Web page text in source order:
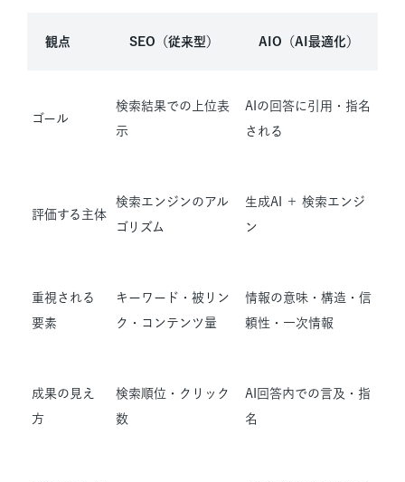
観点 SEO（従来型） AIO（AI最適化）
ゴール
検索結果での上位表
示
AIの回答に引用・指名
される
評価する主体
検索エンジンのアル
ゴリズム
生成AI ＋ 検索エンジ
ン
重視される
要素
キーワード・被リン
ク・コンテンツ量
情報の意味・構造・信
頼性・一次情報
成果の見え
方
検索順位・クリック
数
AI回答内での言及・指
名